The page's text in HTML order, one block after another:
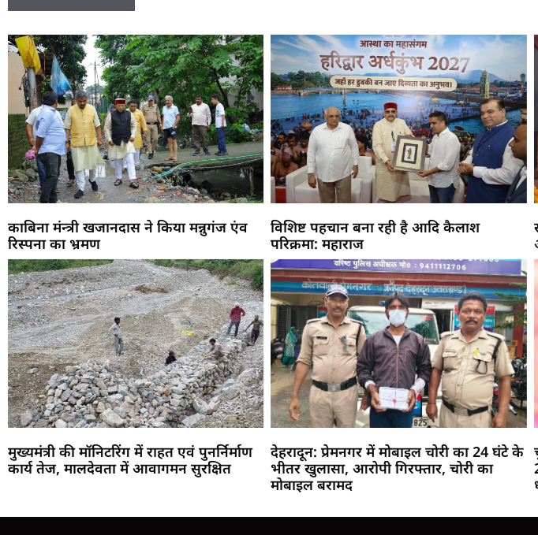
काबिना मंन्त्री खजानदास ने किया मन्नुगंज एंव
रिस्पना का भ्रमण
विशिष्ट पहचान बना रही है आदि कैलाश
परिक्रमा: महाराज
मुख्यमंत्री की मॉनिटरिंग में राहत एवं पुनर्निर्माण
कार्य तेज, मालदेवता में आवागमन सुरक्षित
देहरादून: प्रेमनगर में मोबाइल चोरी का 24 घंटे के
भीतर खुलासा, आरोपी गिरफ्तार, चोरी का
मोबाइल बरामद